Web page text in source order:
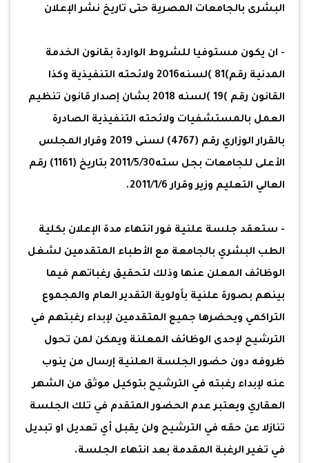
البشرى بالجامعات المصرية حتى تاريخ نشر الإعلان
- ان يكون مستوفيا للشروط الواردة بقانون الخدمة
المدنية رقم)81 )لسنه2016 ولائحته التنفيذية وكذا
القانون رقم )19 )لسنه 2018 بشان إصدار قانون تنظيم
العمل بالمستشفيات ولائحته التنفيذية الصادرة
بالقرار الوزاري رقم (4767) لسنى 2019 وقرار المجلس
الأعلى للجامعات بجل سته2011/5/30 بتاريخ (1161) رقم
العالي التعليم وزير وقرار 2011/1/6.
- ستعقد جلسة علنية فور انتهاء مدة الإعلان بكلية
الطب البشري بالجامعة مع الأطباء المتقدمين لشغل
الوظائف المعلن عنها وذلك لتحقيق رغباتهم فيما
بينهم بصورة علنية بأولوية التقدير العام والمجموع
التراكمي ويحضرها جميع المتقدمين لإبداء رغبتهم في
الترشيح لإحدى الوظائف المعلنة ويمكن لمن تحول
ظروفه دون حضور الجلسة العلنية إرسال من ينوب
عنه لإبداء رغبته في الترشيح بتوكيل موثق من الشهر
العقاري ويعتبر عدم الحضور المتقدم في تلك الجلسة
تنازلا عن حقه في الترشيح ولن يقبل أي تعديل او تبديل
في تغير الرغبة المقدمة بعد انتهاء الجلسة.